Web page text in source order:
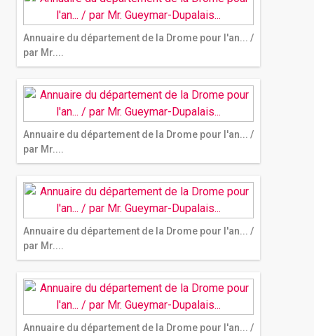
Annuaire du département de la Drome pour l'an... /
par Mr....
Annuaire du département de la Drome pour l'an... /
par Mr....
Annuaire du département de la Drome pour l'an... /
par Mr....
Annuaire du département de la Drome pour l'an... /